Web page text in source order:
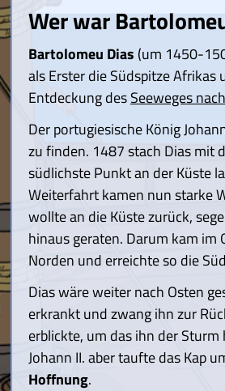
Wer war
Bartolomeu Dias (um 1450-
als Erster die Südspitze
Entdeckung desSeeweges
Der portugiesische König
zu finden. 1487 stach Dias mit
südlichste Punkt an der Küste
Weiterfahrt kamen nun starke
wollte an die Küste zurück,
hinaus geraten. Darum kam im
Norden und erreichte so die
Dias wäre weiter nach Osten
erkrankt und zwang ihn zur
erblickte, um das ihn der
Johann II. aber taufte das Kap
Hoffnung.